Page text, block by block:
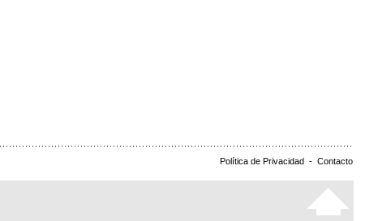
Política de Privacidad - Contacto